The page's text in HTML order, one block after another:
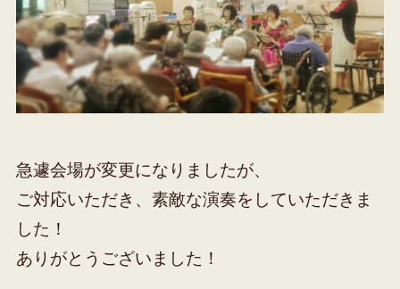
急遽会場が変更になりましたが、
ご対応いただき、素敵な演奏をしていただきま
した！
ありがとうございました！